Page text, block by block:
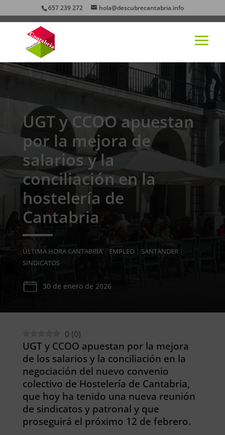
657 239 272 hola@descubrecantabria.info
UGT y CCOO apuestan
por la mejora de
salarios y la
conciliación en la
hostelería de
Cantabria
ÚLTIMA HORA CANTABRIA| EMPLEO| SANTANDER|
SINDICATOS
30 de enero de 2026
0 (0)
UGT y CCOO apuestan por la mejora
de los salarios y la conciliación en la
negociación del nuevo convenio
colectivo de Hostelería de Cantabria,
que hoy ha tenido una nueva reunión
de sindicatos y patronal y que
proseguirá el próximo 12 de febrero.